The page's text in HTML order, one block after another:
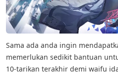
Sama ada anda ingin
memerlukan sedikit bantuan
10-tarikan terakhir demi waifu